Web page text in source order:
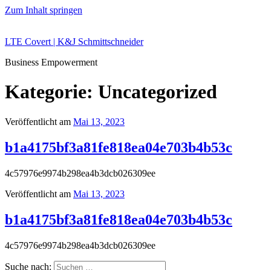
Zum Inhalt springen
LTE Covert | K&J Schmittschneider
Business Empowerment
Kategorie: Uncategorized
Veröffentlicht am Mai 13, 2023
b1a4175bf3a81fe818ea04e703b4b53c
4c57976e9974b298ea4b3dcb026309ee
Veröffentlicht am Mai 13, 2023
b1a4175bf3a81fe818ea04e703b4b53c
4c57976e9974b298ea4b3dcb026309ee
Suche nach: